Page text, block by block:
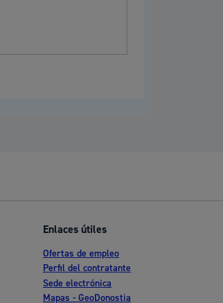
Enlaces útiles
Ofertas de empleo
Perfil del contratante
Sede electrónica
Mapas - GeoDonostia